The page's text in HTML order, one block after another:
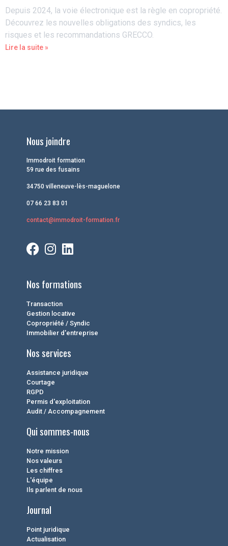
Depuis 2024, la voie électronique est la règle en copropriété.
Découvrez les nouvelles obligations des syndics, les
risques et les recommandations GRECCO.
Lire la suite »
Nous joindre
Immodroit formation
59 rue des fusains
34750 villeneuve-lès-maguelone
07 66 23 83 01
contact@immodroit-formation.fr
Nos formations
Transaction
Gestion locative
Copropriété / Syndic
Immobilier d'entreprise
Nos services
Assistance juridique
Courtage
RGPD
Permis d'exploitation
Audit / Accompagnement
Qui sommes-nous
Notre mission
Nos valeurs
Les chiffres
L'équipe
Ils parlent de nous
Journal
Point juridique
Actualisation